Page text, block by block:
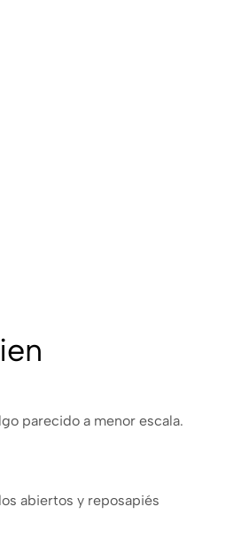
parecido a menor escala.
abiertos y reposapiés